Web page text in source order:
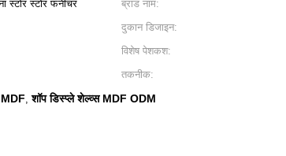
स्टोर स्टोर फर्नीचर ब्रांड नाम:
दुकान डिजाइन:
विशेष पेशकश:
तकनीक:
MDF,शॉप डिस्प्ले शेल्व्स MDF ODM